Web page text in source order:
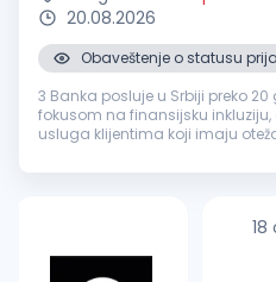
20.08.2026
Obaveštenje o statusu
3 Banka posluje u Srbiji preko
fokusom na finansijsku
usluga klijentima koji imaju
pozitivno radno okruž...
18